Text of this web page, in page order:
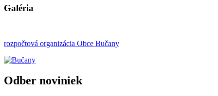
Galéria
rozpočtová organizácia Obce Bučany
Odber noviniek